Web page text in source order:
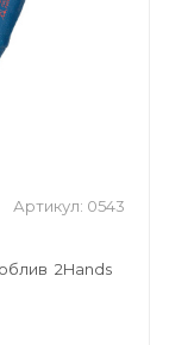
Артикул: 0543
2Hands